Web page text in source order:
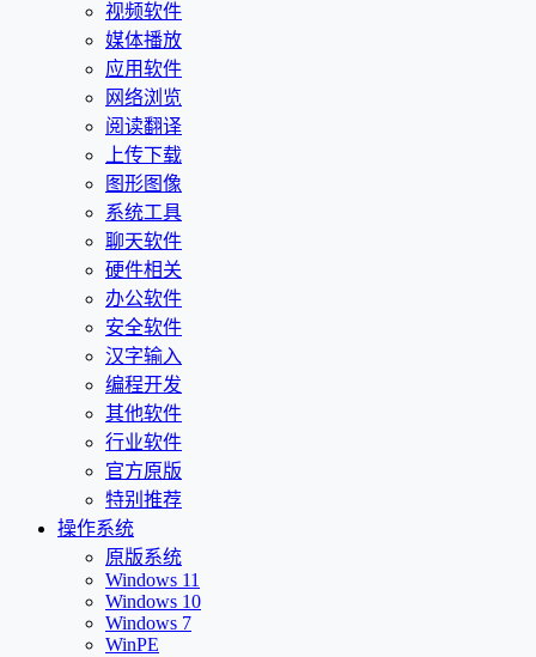
视频软件
媒体播放
应用软件
网络浏览
阅读翻译
上传下载
图形图像
系统工具
聊天软件
硬件相关
办公软件
安全软件
汉字输入
编程开发
其他软件
行业软件
官方原版
特别推荐
操作系统
原版系统
Windows 11
Windows 10
Windows 7
WinPE